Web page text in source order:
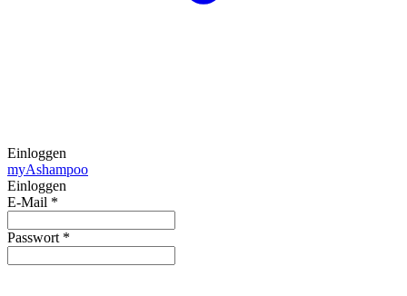
Einloggen
myAshampoo
Einloggen
E-Mail *
Passwort *